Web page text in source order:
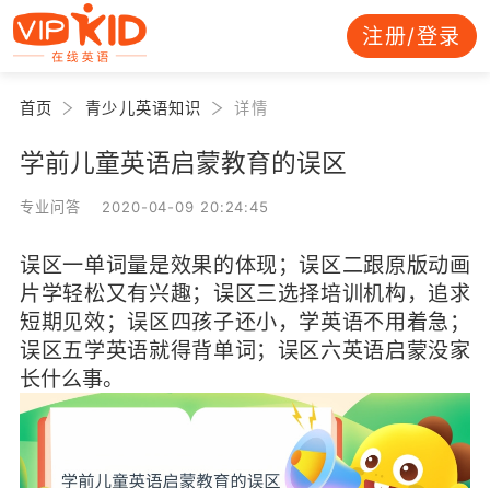
注册/登录
首页 青少儿英语知识 详情
学前儿童英语启蒙教育的误区
专业问答 2020-04-09 20:24:45
误区一单词量是效果的体现；误区二跟原版动画
片学轻松又有兴趣；误区三选择培训机构，追求
短期见效；误区四孩子还小，学英语不用着急；
误区五学英语就得背单词；误区六英语启蒙没家
长什么事。